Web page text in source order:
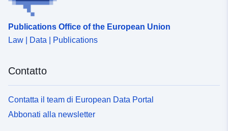
Publications Office of the European Union
Law | Data | Publications
Contatto
Contatta il team di European Data Portal
Abbonati alla newsletter